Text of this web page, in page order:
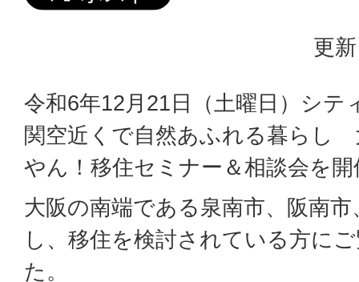
更
令和6年12月21日（土曜日）シテ
関空近くで自然あふれる暮らし
やん！移住セミナー＆相談会を
大阪の南端である泉南市、阪南
し、移住を検討されている方に
た。